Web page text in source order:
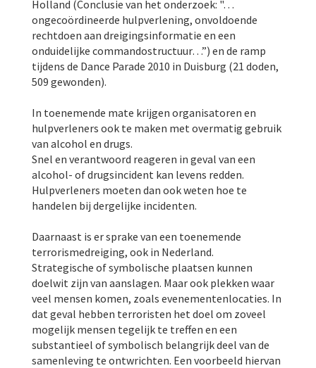
Holland (Conclusie van het onderzoek: "…
ongecoördineerde hulpverlening, onvoldoende
rechtdoen aan dreigingsinformatie en een
onduidelijke commandostructuur…”) en de ramp
tijdens de Dance Parade 2010 in Duisburg (21 doden,
509 gewonden).
In toenemende mate krijgen organisatoren en
hulpverleners ook te maken met overmatig gebruik
van alcohol en drugs.
Snel en verantwoord reageren in geval van een
alcohol- of drugsincident kan levens redden.
Hulpverleners moeten dan ook weten hoe te
handelen bij dergelijke incidenten.
Daarnaast is er sprake van een toenemende
terrorismedreiging, ook in Nederland.
Strategische of symbolische plaatsen kunnen
doelwit zijn van aanslagen. Maar ook plekken waar
veel mensen komen, zoals evenementenlocaties. In
dat geval hebben terroristen het doel om zoveel
mogelijk mensen tegelijk te treffen en een
substantieel of symbolisch belangrijk deel van de
samenleving te ontwrichten. Een voorbeeld hiervan